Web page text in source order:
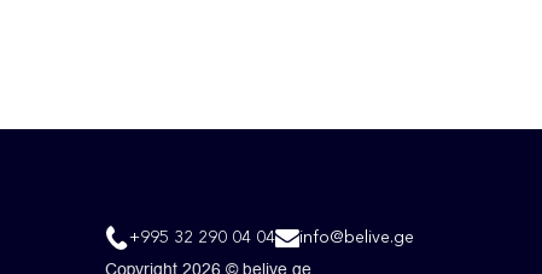
+995 32 290 04 04 info@belive.ge